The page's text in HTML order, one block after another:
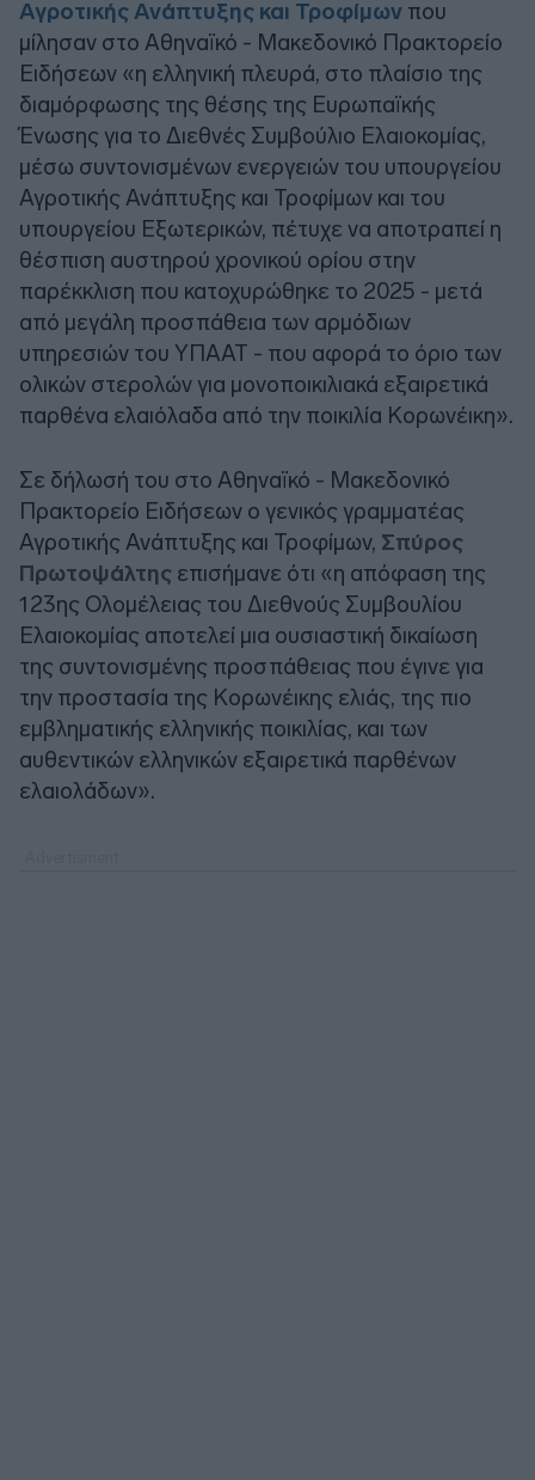
Αγροτικής Ανάπτυξης και Τροφίμων που
μίλησαν στο Αθηναϊκό - Μακεδονικό Πρακτορείο
Ειδήσεων «η ελληνική πλευρά, στο πλαίσιο της
διαμόρφωσης της θέσης της Ευρωπαϊκής
Ένωσης για το Διεθνές Συμβούλιο Ελαιοκομίας,
μέσω συντονισμένων ενεργειών του υπουργείου
Αγροτικής Ανάπτυξης και Τροφίμων και του
υπουργείου Εξωτερικών, πέτυχε να αποτραπεί η
θέσπιση αυστηρού χρονικού ορίου στην
παρέκκλιση που κατοχυρώθηκε το 2025 - μετά
από μεγάλη προσπάθεια των αρμόδιων
υπηρεσιών του ΥΠΑΑΤ - που αφορά το όριο των
ολικών στερολών για μονοποικιλιακά εξαιρετικά
παρθένα ελαιόλαδα από την ποικιλία Κορωνέικη».
Σε δήλωσή του στο Αθηναϊκό - Μακεδονικό
Πρακτορείο Ειδήσεων ο γενικός γραμματέας
Αγροτικής Ανάπτυξης και Τροφίμων, Σπύρος
Πρωτοψάλτης επισήμανε ότι «η απόφαση της
123ης Ολομέλειας του Διεθνούς Συμβουλίου
Ελαιοκομίας αποτελεί μια ουσιαστική δικαίωση
της συντονισμένης προσπάθειας που έγινε για
την προστασία της Κορωνέικης ελιάς, της πιο
εμβληματικής ελληνικής ποικιλίας, και των
αυθεντικών ελληνικών εξαιρετικά παρθένων
ελαιολάδων».